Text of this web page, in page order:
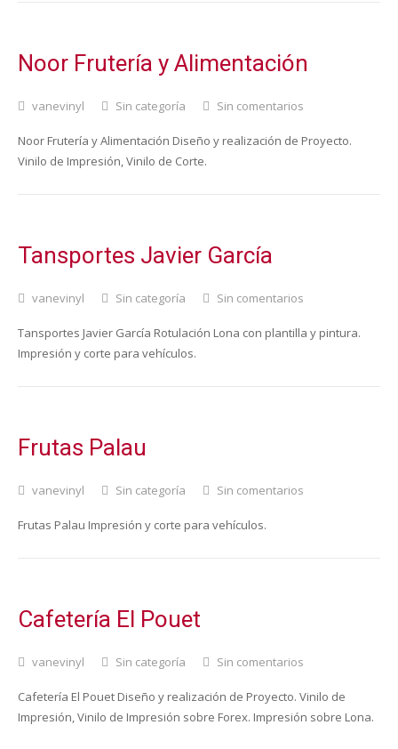
Noor Frutería y Alimentación
vanevinyl Sin categoría Sin comentarios
Noor Frutería y Alimentación Diseño y realización de Proyecto.
Vinilo de Impresión, Vinilo de Corte.
Tansportes Javier García
vanevinyl Sin categoría Sin comentarios
Tansportes Javier García Rotulación Lona con plantilla y pintura.
Impresión y corte para vehículos.
Frutas Palau
vanevinyl Sin categoría Sin comentarios
Frutas Palau Impresión y corte para vehículos.
Cafetería El Pouet
vanevinyl Sin categoría Sin comentarios
Cafetería El Pouet Diseño y realización de Proyecto. Vinilo de
Impresión, Vinilo de Impresión sobre Forex. Impresión sobre Lona.